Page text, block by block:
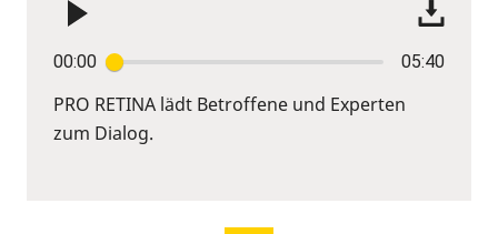
00:00 05:40
PRO RETINA lädt Betroffene und Experten
zum Dialog.